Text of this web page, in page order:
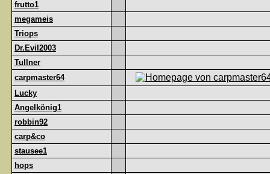
frutto1
megameis
Triops
Dr.Evil2003
Tullner
carpmaster64
Lucky
Angelkönig1
robbin92
carp&co
stausee1
hops